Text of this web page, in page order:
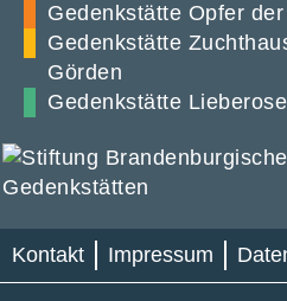
Gedenkstätte Opfer
Gedenkstätte
Görden
Gedenkstätte
Kontakt Impressum